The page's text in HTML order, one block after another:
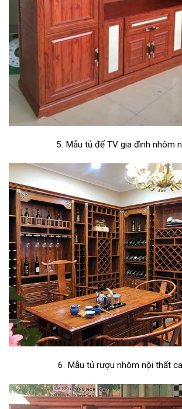
5. Mẫu tủ để TV gia đình nhôm
6. Mẫu tủ rượu nhôm nội thất